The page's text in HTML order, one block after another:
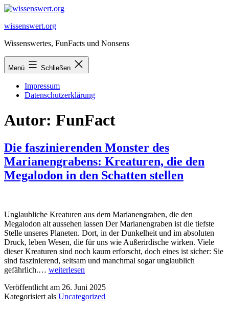
Zum
springen
wissenswert.org
Wissenswertes, FunFacts und Nonsens
Menü Schließen
Impressum
Datenschutzerklärung
Autor: FunFact
Die faszinierenden Monster des
Marianengrabens: Kreaturen, die den
Megalodon in den Schatten stellen
Unglaubliche Kreaturen aus dem Marianengraben, die den
Megalodon alt aussehen lassen Der Marianengraben ist die tiefste
Stelle unseres Planeten. Dort, in der Dunkelheit und im absoluten
Druck, leben Wesen, die für uns wie Außerirdische wirken. Viele
dieser Kreaturen sind noch kaum erforscht, doch eines ist sicher: Sie
sind faszinierend, seltsam und manchmal sogar unglaublich
gefährlich.… Die
Monster
des
weiterlesen
Veröffentlicht am 26. Juni 2025
Kategorisiert als Uncategorized